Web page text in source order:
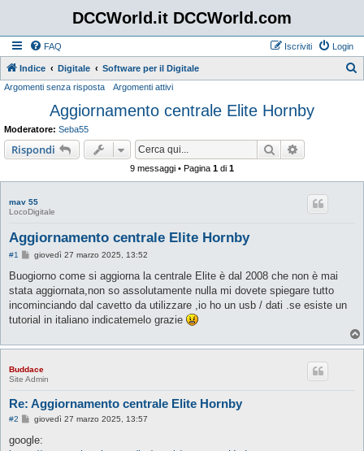
DCCWorld.it DCCWorld.com
FAQ Login
Iscriviti
Indice Digitale Software per il Digitale
Argomenti senza risposta Argomenti attivi
Aggiornamento centrale Elite Hornby
Moderatore: Seba55
Rispondi Cerca
9 messaggi • Pagina 1 di 1
mav 55
LocoDigitale
Aggiornamento centrale Elite Hornby
#1
M
s
s
a
g
i
giovedì 27 marzo 2025, 13:52
Buogiorno come si aggiorna la centrale Elite è dal 2008 che non è mai
stata aggiornata,non so assolutamente nulla mi dovete spiegare tutto
incominciando dal cavetto da utilizzare ,io ho un usb / dati .se esiste un
tutorial in italiano indicatemelo grazie
Buddace
Site Admin
Re: Aggiornamento centrale Elite Hornby
#2
M
s
s
giovedì 27 marzo 2025, 13:57
google: